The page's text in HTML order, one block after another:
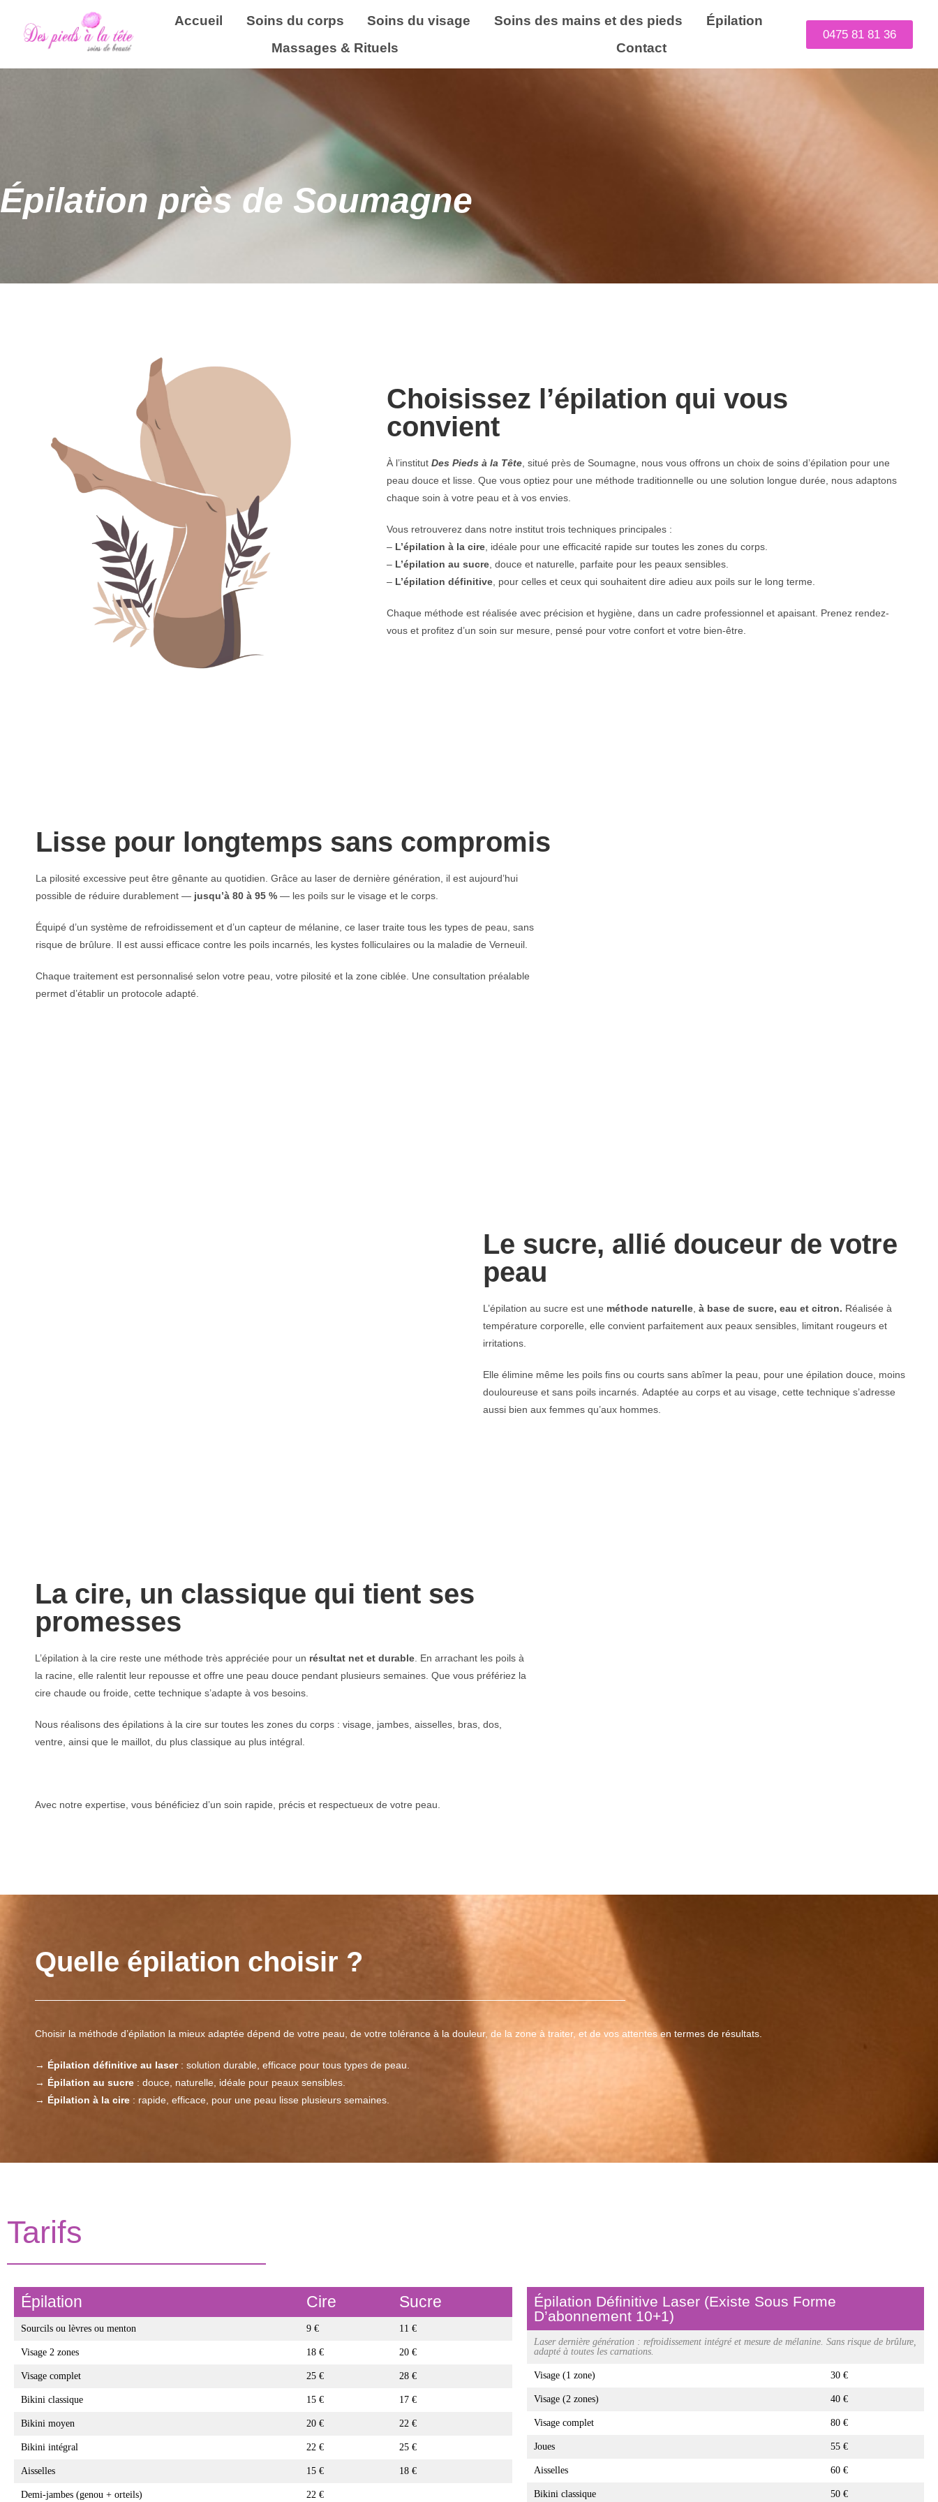
Accueil Soins du corps Soins du visage Soins des mains et des pieds
Épilation
Massages & Rituels
Contact
0475 81 81 36
Épilation près de Soumagne
Choisissez l’épilation qui vous
convient
À l’institut Des Pieds à la Tête, situé près de Soumagne, nous vous offrons un choix de soins d’épilation pour une
peau douce et lisse. Que vous optiez pour une méthode traditionnelle ou une solution longue durée, nous adaptons
chaque soin à votre peau et à vos envies.
Vous retrouverez dans notre institut trois techniques principales :
– L’épilation à la cire, idéale pour une efficacité rapide sur toutes les zones du corps.
– L’épilation au sucre, douce et naturelle, parfaite pour les peaux sensibles.
– L’épilation définitive, pour celles et ceux qui souhaitent dire adieu aux poils sur le long terme.
Chaque méthode est réalisée avec précision et hygiène, dans un cadre professionnel et apaisant. Prenez rendez-
vous et profitez d’un soin sur mesure, pensé pour votre confort et votre bien-être.
Lisse pour longtemps sans compromis
La pilosité excessive peut être gênante au quotidien. Grâce au laser de dernière génération, il est aujourd’hui
possible de réduire durablement — jusqu’à 80 à 95 %— les poils sur le visage et le corps.
Équipé d’un système de refroidissement et d’un capteur de mélanine, ce laser traite tous les types de peau, sans
risque de brûlure. Il est aussi efficace contre les poils incarnés, les kystes folliculaires ou la maladie de Verneuil.
Chaque traitement est personnalisé selon votre peau, votre pilosité et la zone ciblée. Une consultation préalable
permet d’établir un protocole adapté.
Le sucre, allié douceur de votre
peau
L’épilation au sucre est une méthode naturelle, à base de sucre, eau et citron. Réalisée à
température corporelle, elle convient parfaitement aux peaux sensibles, limitant rougeurs et
irritations.
Elle élimine même les poils fins ou courts sans abîmer la peau, pour une épilation douce, moins
douloureuse et sans poils incarnés. Adaptée au corps et au visage, cette technique s’adresse
aussi bien aux femmes qu’aux hommes.
La cire, un classique qui tient ses
promesses
L’épilation à la cire reste une méthode très appréciée pour un résultat net et durable. En arrachant les poils à
la racine, elle ralentit leur repousse et offre une peau douce pendant plusieurs semaines. Que vous préfériez la
cire chaude ou froide, cette technique s’adapte à vos besoins.
Nous réalisons des épilations à la cire sur toutes les zones du corps : visage, jambes, aisselles, bras, dos,
ventre, ainsi que le maillot, du plus classique au plus intégral.
Avec notre expertise, vous bénéficiez d’un soin rapide, précis et respectueux de votre peau.
Quelle épilation choisir ?
Choisir la méthode d’épilation la mieux adaptée dépend de votre peau, de votre tolérance à la douleur, de la zone à traiter, et de vos attentes en termes de résultats.
→ Épilation définitive au laser: solution durable, efficace pour tous types de peau.
→ Épilation au sucre: douce, naturelle, idéale pour peaux sensibles.
→ Épilation à la cire: rapide, efficace, pour une peau lisse plusieurs semaines.
Tarifs
Épilation Cire Sucre
Sourcils ou lèvres ou menton 9 € 11 €
Visage 2 zones 18 € 20 €
Visage complet 25 € 28 €
Bikini classique 15 € 17 €
Bikini moyen 20 € 22 €
Bikini intégral 22 € 25 €
Aisselles 15 € 18 €
Demi-jambes (genou + orteils) 22 €
Épilation Définitive Laser (existe Sous Forme
D’abonnement 10+1)
Laser dernière génération : refroidissement intégré et mesure de mélanine. Sans risque de brûlure,
adapté à toutes les carnations.
Visage (1 zone) 30 €
Visage (2 zones) 40 €
Visage complet 80 €
Joues 55 €
Aisselles 60 €
Bikini classique 50 €